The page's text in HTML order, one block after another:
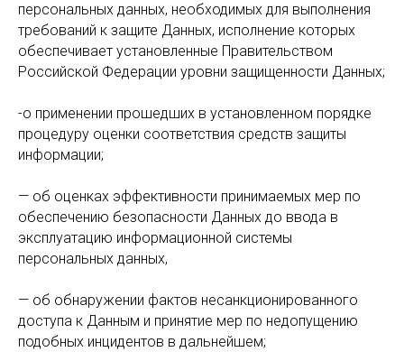
персональных данных, необходимых для выполнения
требований к защите Данных, исполнение которых
обеспечивает установленные Правительством
Российской Федерации уровни защищенности Данных;
-o применении прошедших в установленном порядке
процедуру оценки соответствия средств защиты
информации;
— oб оценках эффективности принимаемых мер по
обеспечению безопасности Данных до ввода в
эксплуатацию информационной системы
персональных данных,
— oб обнаружении фактов несанкционированного
доступа к Данным и принятие мер по недопущению
подобных инцидентов в дальнейшем;